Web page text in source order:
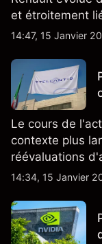
et étroitement
générales.
14:47, 15 Janvier
Le cours de
contexte plus
réévaluations
changeant, qui
14:34, 15 Janvier